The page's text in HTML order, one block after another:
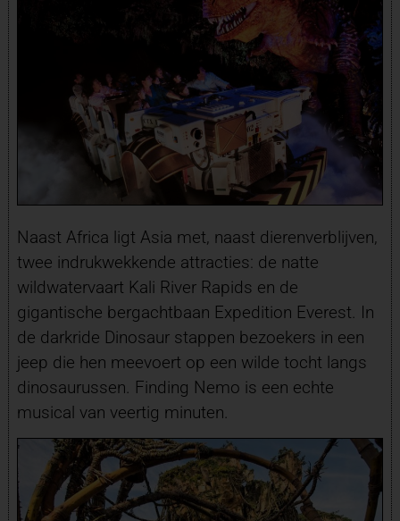
Naast Africa ligt Asia met, naast dierenverblijven,
twee indrukwekkende attracties: de natte
wildwatervaart Kali River Rapids en de
gigantische bergachtbaan Expedition Everest. In
de darkride Dinosaur stappen bezoekers in een
jeep die hen meevoert op een wilde tocht langs
dinosaurussen. Finding Nemo is een echte
musical van veertig minuten.